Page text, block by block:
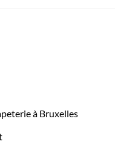
à Bruxelles